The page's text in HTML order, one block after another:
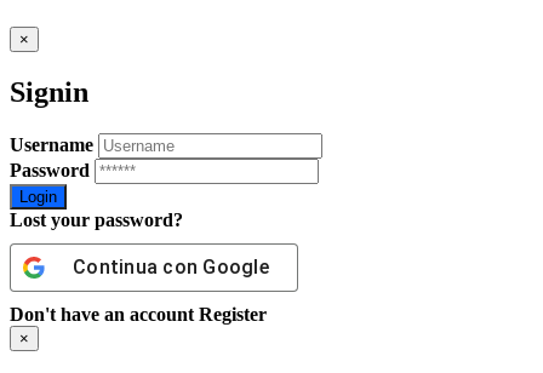
×
Signin
Username
Password
Lost your password?
Continua con Google
Don't have an account Register
×